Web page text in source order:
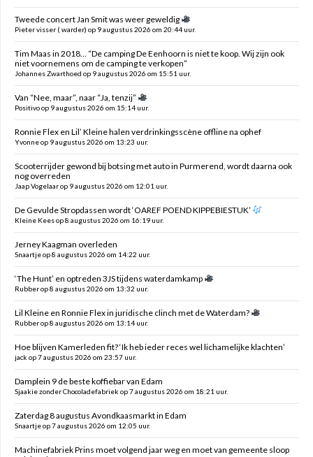
Tweede concert Jan Smit was weer geweldig
Pieter visser ( warder) op 9 augustus 2026 om 20:44 uur.
Tim Maas in 2018… “De camping De Eenhoorn is niet te koop. Wij zijn ook
niet voornemens om de camping te verkopen”
Johannes Zwarthoed op 9 augustus 2026 om 15:51 uur.
Van “Nee, maar”, naar “Ja, tenzij”
Positivo op 9 augustus 2026 om 15:14 uur.
Ronnie Flex en Lil’ Kleine halen verdrinkingsscène offline na ophef
Yvonne op 9 augustus 2026 om 13:23 uur.
Scooterrijder gewond bij botsing met auto in Purmerend, wordt daarna ook
nog overreden
Jaap Vogelaar op 9 augustus 2026 om 12:01 uur.
De Gevulde Stropdassen wordt ‘OAREF POEND KIPPEBIESTUK’
Kleine Kees op 8 augustus 2026 om 16:19 uur.
Jerney Kaagman overleden
Snaartje op 8 augustus 2026 om 14:22 uur.
‘The Hunt’ en optreden 3JS tijdens waterdamkamp
Rubber op 8 augustus 2026 om 13:32 uur.
Lil Kleine en Ronnie Flex in juridische clinch met de Waterdam?
Rubber op 8 augustus 2026 om 13:14 uur.
Hoe blijven Kamerleden fit? ‘Ik heb ieder reces wel lichamelijke klachten’
jack op 7 augustus 2026 om 23:57 uur.
Damplein 9 de beste koffiebar van Edam
Sjaakie zonder Chocoladefabriek op 7 augustus 2026 om 18:21 uur.
Zaterdag 8 augustus Avondkaasmarkt in Edam
Snaartje op 7 augustus 2026 om 12:05 uur.
Machinefabriek Prins moet volgend jaar weg en moet van gemeente sloop